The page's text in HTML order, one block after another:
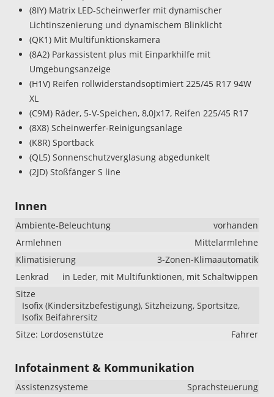
(8IY) Matrix LED-Scheinwerfer mit dynamischer
Lichtinszenierung und dynamischem Blinklicht
(QK1) Mit Multifunktionskamera
(8A2) Parkassistent plus mit Einparkhilfe mit
Umgebungsanzeige
(H1V) Reifen rollwiderstandsoptimiert 225/45 R17 94W
XL
(C9M) Räder, 5-V-Speichen, 8,0Jx17, Reifen 225/45 R17
(8X8) Scheinwerfer-Reinigungsanlage
(K8R) Sportback
(QL5) Sonnenschutzverglasung abgedunkelt
(2JD) Stoßfänger S line
Innen
Ambiente-Beleuchtung
vorhanden
Armlehnen
Mittelarmlehne
Klimatisierung
3-Zonen-Klimaautomatik
Lenkrad
in Leder, mit Multifunktionen, mit Schaltwippen
Sitze
Isofix (Kindersitzbefestigung), Sitzheizung, Sportsitze,
Isofix Beifahrersitz
Sitze: Lordosenstütze
Fahrer
Infotainment & Kommunikation
Assistenzsysteme
Sprachsteuerung